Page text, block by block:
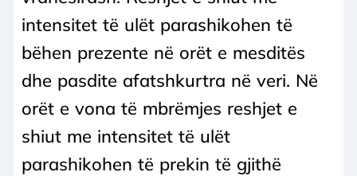
intensitet të ulët parashikohen të
bëhen prezente në orët e mesditës
dhe pasdite afatshkurtra në veri. Në
orët e vona të mbrëmjes reshjet e
shiut me intensitet të ulët
parashikohen të prekin të gjithë